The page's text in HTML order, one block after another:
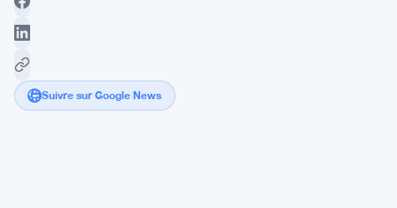
Suivre sur Google News